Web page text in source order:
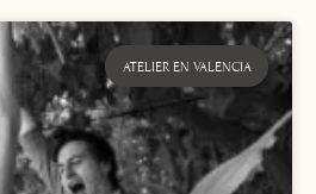
ATELIER EN VALENCIA